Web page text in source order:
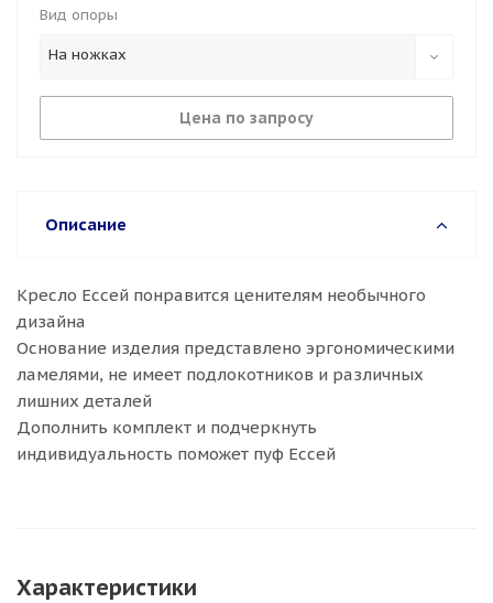
Вид опоры
На ножках
Цена по запросу
Описание
Кресло Ессей понравится ценителям необычного
дизайна
Основание изделия представлено эргономическими
ламелями, не имеет подлокотников и различных
лишних деталей
Дополнить комплект и подчеркнуть
индивидуальность поможет пуф Ессей
Характеристики